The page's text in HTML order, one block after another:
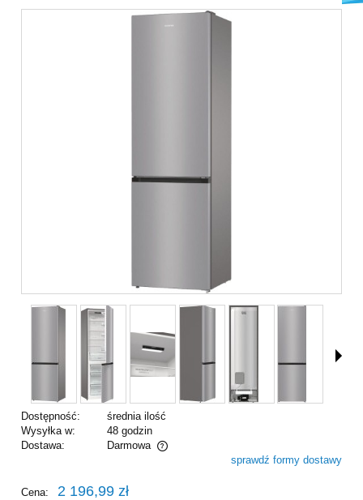
Dostępność:
średnia ilość
Wysyłka w:
48 godzin
Dostawa:
Darmowa
Cena nie zawiera ewentualnych kosztów płatnościsprawdź formy dostawy
Cena: 2 196,99 zł